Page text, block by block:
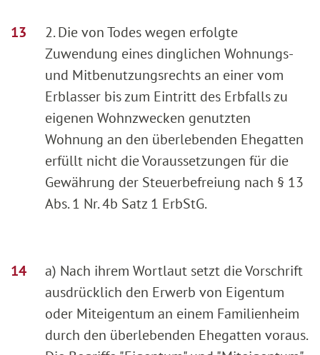
2. Die von Todes wegen erfolgte
Zuwendung eines dinglichen Wohnungs-
und Mitbenutzungsrechts an einer vom
Erblasser bis zum Eintritt des Erbfalls zu
eigenen Wohnzwecken genutzten
Wohnung an den überlebenden Ehegatten
erfüllt nicht die Voraussetzungen für die
Gewährung der Steuerbefreiung nach § 13
Abs. 1 Nr. 4b Satz 1 ErbStG.
a) Nach ihrem Wortlaut setzt die Vorschrift
ausdrücklich den Erwerb von Eigentum
oder Miteigentum an einem Familienheim
durch den überlebenden Ehegatten voraus.